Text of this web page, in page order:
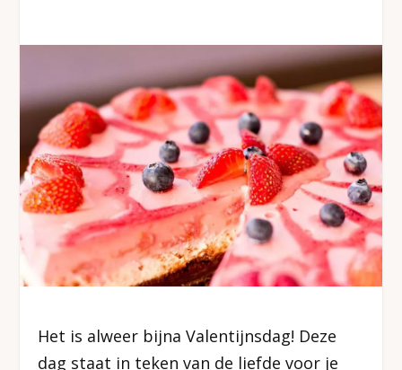
Het is alweer bijna Valentijnsdag! Deze
dag staat in teken van de liefde voor je